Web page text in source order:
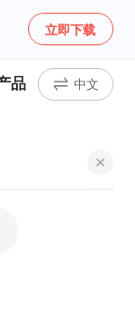
立即下载
品 中文